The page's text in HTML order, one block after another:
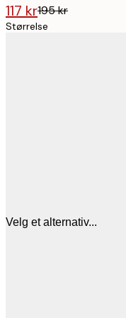
117 kr195 kr
Størrelse
Velg et alternativ...